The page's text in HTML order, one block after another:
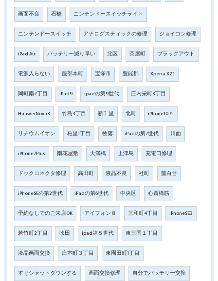
画面不良 石橋 ニンテンドースイッチライト
ニンテンドースイッチ アナログスティックの修理 ジョイコン修理
iPad Air バッテリー減り早い 北区 茶屋町 ブラックアウト
電源入らない 服部本町 宝塚市 豊能郡 Xperia XZ1
岡町南2丁目 iPad9 ipadの第9世代 庄内栄町3丁目
HuaweiNova3 竹島3丁目 新千里 北町 iPhone10ｓ
リチウムイオン 柏里1丁目 牧落 iPadの第7世代 川面
iPhone7Plus 南花屋敷 天満橋 上津島 充電口修理
ドックコネクタ修理 高田町 液晶不良 社町 藤白台
iPhoneSEの第2世代 iPadの第6世代 中央区 心斎橋筋
予約なしでのご来店OK アイフォン８ 三和町4丁目 iPhoneSE3
若竹町2丁目 吹田 ipad第５世代 東三国１丁目
液晶画面交換 庄本町３丁目 東園田町1丁目
すぐシャットダウンする 画面交換修理 自分でバッテリー交換